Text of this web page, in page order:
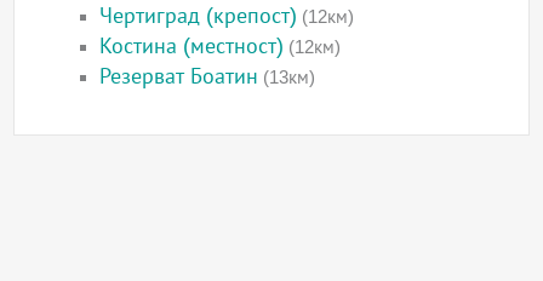
Чертиград (крепост) (12км)
Костина (местност) (12км)
Резерват Боатин (13км)